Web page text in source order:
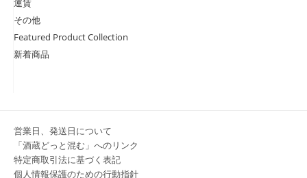
運賃
その他
Featured Product Collection
新着商品
営業日、発送日について
「酒蔵どっと混む」へのリンク
特定商取引法に基づく表記
個人情報保護のための行動指針